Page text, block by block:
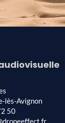
lès-Avignon
50